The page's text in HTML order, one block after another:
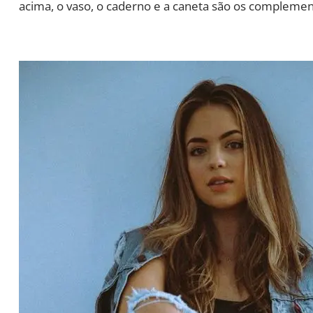
acima, o vaso, o caderno e a caneta são os